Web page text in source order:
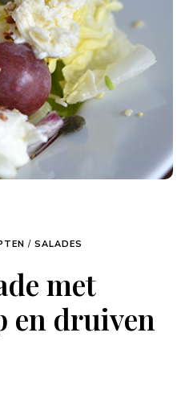
/ SALADES
met
en druiven